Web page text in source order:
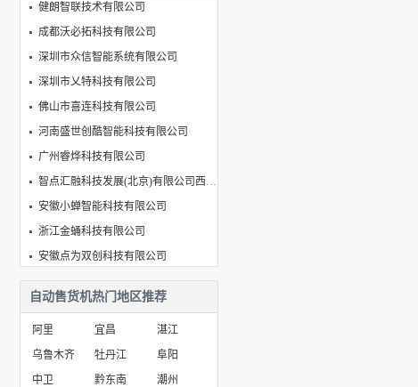
健朗智联技术有限公司
成都沃必拓科技有限公司
深圳市众信智能系统有限公司
深圳市乂特科技有限公司
佛山市喜连科技有限公司
河南盛世创酷智能科技有限公司
广州睿烨科技有限公司
智点汇融科技发展(北京)有限公司西安分公司
安徽小蝉智能科技有限公司
浙江金蛹科技有限公司
安徽点为双创科技有限公司
合肥儒拉玛特智能科技有限公司
天津市塞维斯科技发展有限公司
自动售货机热门地区推荐
阿里 宜昌
湛江
乌鲁木齐
牡丹江
阜阳
中卫
黔东南
潮州